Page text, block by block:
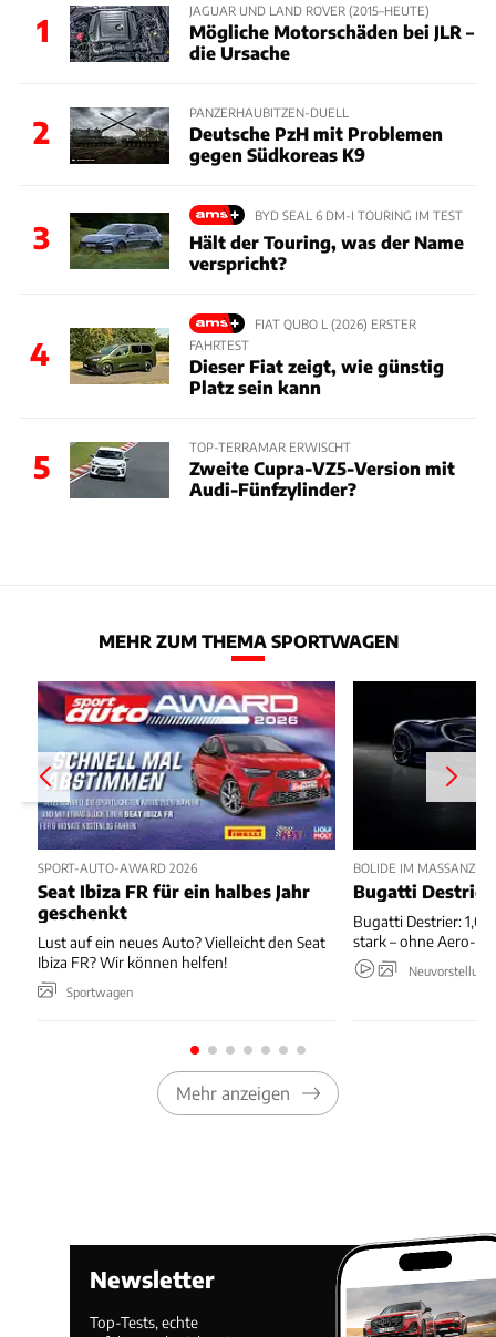
1
JAGUAR UND LAND ROVER (2015–HEUTE)
Mögliche Motorschäden bei JLR –
die Ursache
2
PANZERHAUBITZEN-DUELL
Deutsche PzH mit Problemen
gegen Südkoreas K9
3
BYD SEAL 6 DM-I TOURING IM TEST
Hält der Touring, was der Name
verspricht?
4
FIAT QUBO L (2026) ERSTER
FAHRTEST
Dieser Fiat zeigt, wie günstig
Platz sein kann
5
TOP-TERRAMAR ERWISCHT
Zweite Cupra-VZ5-Version mit
Audi-Fünfzylinder?
MEHR ZUM THEMA SPORTWAGEN
SPORT-AUTO-AWARD 2026
Seat Ibiza FR für ein halbes Jahr
geschenkt
Lust auf ein neues Auto? Vielleicht den Seat
Ibiza FR? Wir können helfen!
Sportwagen
BOLIDE IM MASSANZUG
Bugatti
Bugatti Destrier: 1,00
stark – ohne Aero-
Mehr anzeigen
Newsletter
Top-Tests, echte